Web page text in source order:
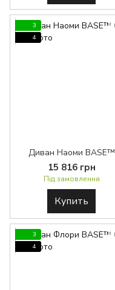
3
4
Диван Наоми BASE™
15 816 грн
Під замовлення
Купить
3
4